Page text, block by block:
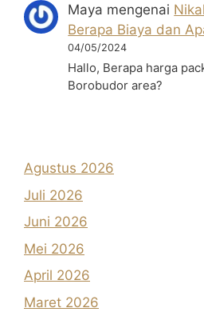
Maya mengenai
Berapa Biaya dan
04/05/2024
Hallo, Berapa harga
Borobudor area?
Agustus 2026
Juli 2026
Juni 2026
Mei 2026
April 2026
Maret 2026